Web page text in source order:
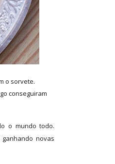
o sorvete.
conseguiram
o mundo todo.
novas